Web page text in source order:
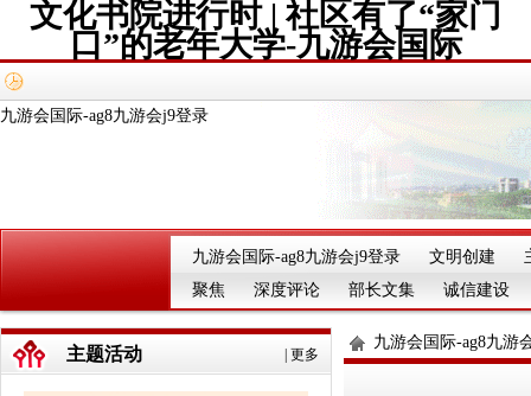
文化书院进行时 | 社区有了“家门
口”的老年大学-九游会国际
九游会国际-ag8九游会j9登录
九游会国际-ag8九游会j9登录 文明创建
聚焦
深度评论 部长文集 诚信建设
更多
主题活动
九游会国际-ag8九游